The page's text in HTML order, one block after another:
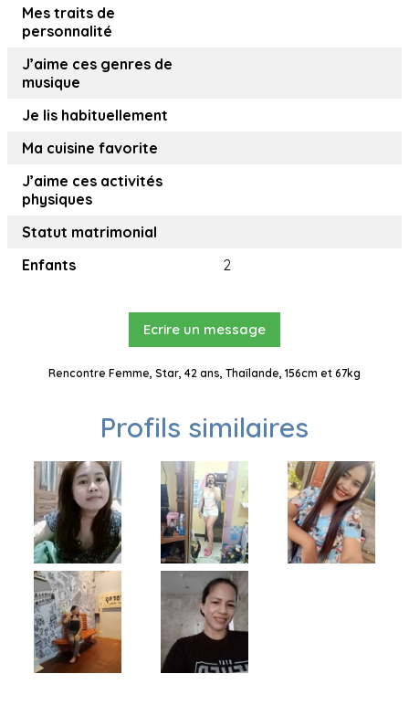
Mes traits de
personnalité
J’aime ces genres de
musique
Je lis habituellement
Ma cuisine favorite
J’aime ces activités
physiques
Statut matrimonial
Enfants
2
Ecrire un message
Rencontre Femme, Star, 42 ans, Thaïlande, 156cm et 67kg
Profils similaires